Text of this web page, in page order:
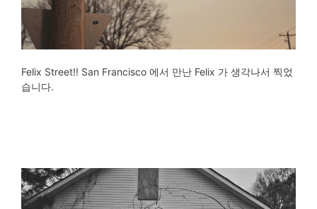
Felix Street!! San Francisco 에서 만난 Felix 가 생각나서 찍었
습니다.